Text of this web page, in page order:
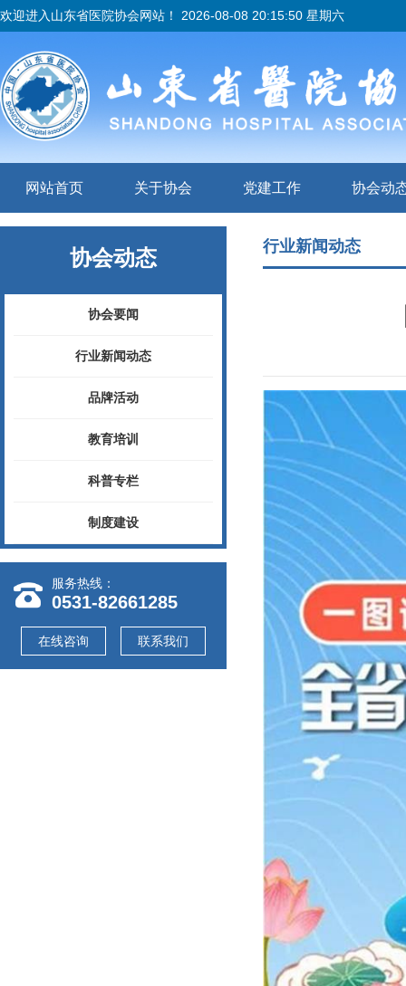
欢迎进入山东省医院协会网站！ 2026-08-08 20:15:52 星期六
网站首页 关于协会 党建工作 协会动
协会动态
协会要闻
行业新闻动态
品牌活动
教育培训
科普专栏
制度建设
服务热线：
0531-82661285
在线咨询 联系我们
行业新闻动态